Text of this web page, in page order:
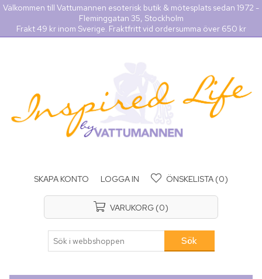
Välkommen till Vattumannen esoterisk butik & mötesplats sedan 1972 -
Fleminggatan 35, Stockholm
Frakt 49 kr inom Sverige. Fraktfritt vid ordersumma över 650 kr
SKAPA KONTO LOGGA IN ÖNSKELISTA (0)
VARUKORG (0)